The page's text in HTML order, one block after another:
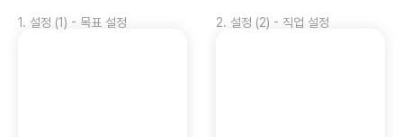
1. 설정 (1) - 목표 설정 2. 설정 (2) - 직업 설정